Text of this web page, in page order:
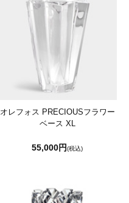
オレフォス PRECIOUSフラワー
ベース XL
55,000円(税込)